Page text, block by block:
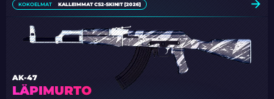
KOKOELMAT KALLEIMMAT CS2-SKINIT [2026]
LÄPIMURTO
AK-47